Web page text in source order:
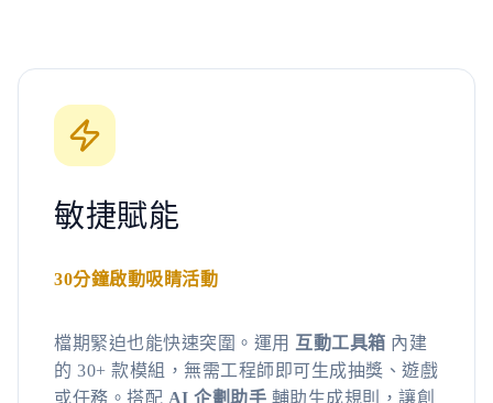
敏捷賦能
30分鐘啟動吸睛活動
檔期緊迫也能快速突圍。運用 互動工具箱 內建
的 30+ 款模組，無需工程師即可生成抽獎、遊戲
或任務。搭配 AI 企劃助手 輔助生成規則，讓創